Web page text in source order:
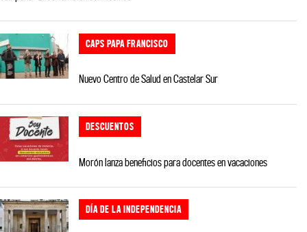
CAPS PAPA FRANCISCO
Nuevo Centro de Salud en Castelar Sur
DESCUENTOS
Morón lanza beneficios para docentes en vacaciones
DÍA DE LA INDEPENDENCIA